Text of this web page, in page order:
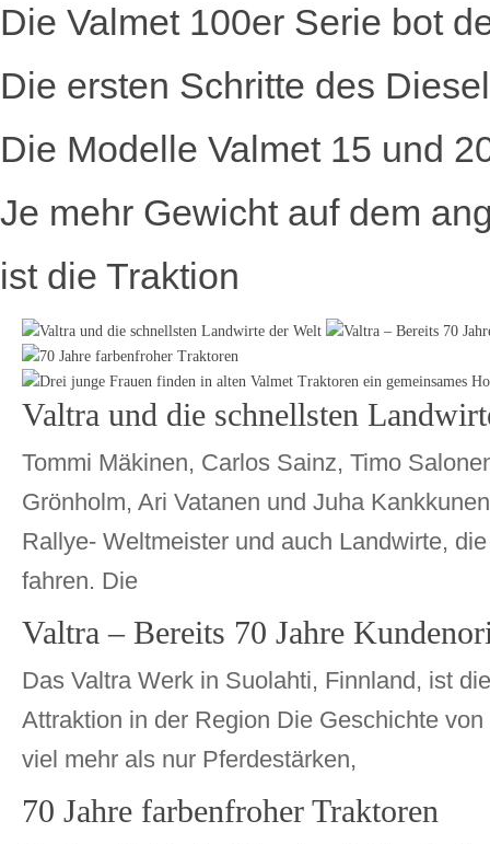
Die Valmet 100er Serie bot
Die ersten Schritte des
Die Modelle Valmet 15 und
Je mehr Gewicht auf dem
ist die Traktion
Valtra und die schnellsten
Tommi Mäkinen, Carlos Sainz, Timo
Grönholm, Ari Vatanen und Juha
Rallye- Weltmeister und auch Landwirte,
fahren. Die
Valtra – Bereits 70 Jahre
Das Valtra Werk in Suolahti, Finnland, ist
Attraktion in der Region Die Geschichte
viel mehr als nur Pferdestärken,
70 Jahre farbenfroher Traktoren